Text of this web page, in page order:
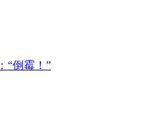
“倒霉！”